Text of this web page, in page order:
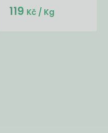
119 Kč / Kg